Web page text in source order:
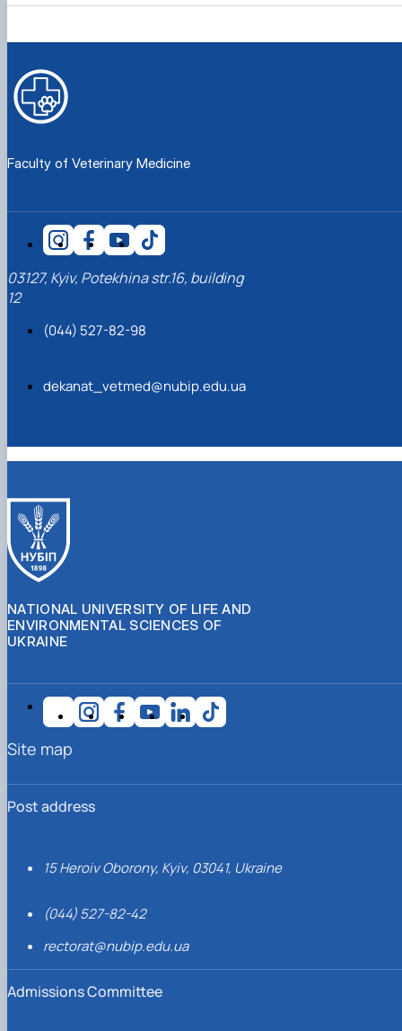
Faculty of Veterinary Medicine
03127, Kyiv, Potekhina str.16, building
12
(044) 527-82-98
dekanat_vetmed@nubip.edu.ua
NATIONAL UNIVERSITY OF LIFE AND
ENVIRONMENTAL SCIENCES OF
UKRAINE
Post address
15 Heroiv Oborony, Kyiv, 03041, Ukraine
(044) 527-82-42
rectorat@nubip.edu.ua
Admissions Committee
Site map